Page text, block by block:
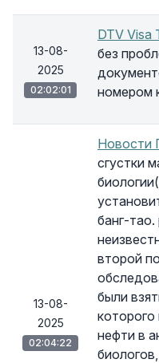
13-08-
2025
02:02:01
DTV Visa
без
номером
13-08-
2025
02:04:22
Новости
сгустки
банг-
второй
были
нефти в